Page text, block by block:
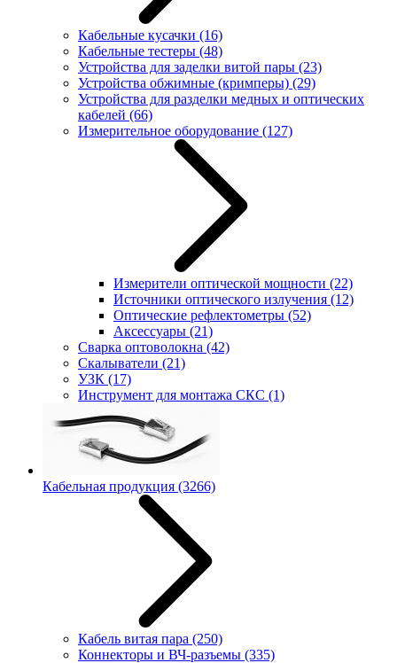
Кабельные кусачки (16)
Кабельные тестеры (48)
Устройства для заделки витой пары (23)
Устройства обжимные (кримперы) (29)
Устройства для разделки медных и оптических
кабелей (66)
Измерительное оборудование (127)
Измерители оптической мощности (22)
Источники оптического излучения (12)
Оптические рефлектометры (52)
Аксессуары (21)
Сварка оптоволокна (42)
Скалыватели (21)
УЗК (17)
Инструмент для монтажа СКС (1)
Кабельная продукция (3266)
Кабель витая пара (250)
Коннекторы и ВЧ-разъемы (335)